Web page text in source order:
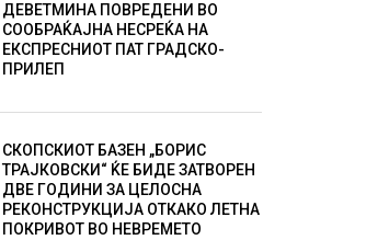
ДЕВЕТМИНА ПОВРЕДЕНИ ВО
СООБРАЌАЈНА НЕСРЕЌА НА
ЕКСПРЕСНИОТ ПАТ ГРАДСКО-
ПРИЛЕП
СКОПСКИОТ БАЗЕН „БОРИС
ТРАЈКОВСКИ“ ЌЕ БИДЕ ЗАТВОРЕН
ДВЕ ГОДИНИ ЗА ЦЕЛОСНА
РЕКОНСТРУКЦИЈА ОТКАКО ЛЕТНА
ПОКРИВОТ ВО НЕВРЕМЕТО